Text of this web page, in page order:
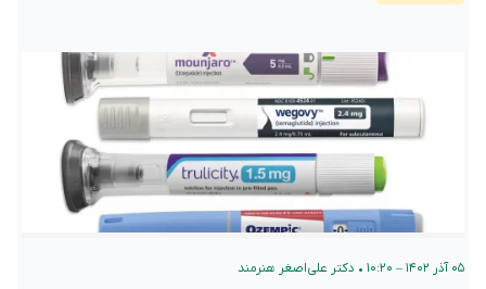
۰۵ آذر ۱۴۰۲ – ۱۰:۲۰ • دکتر علی‌اصغر هنرمند